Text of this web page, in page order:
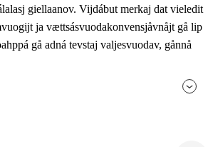
giellaanov. Vijdábut merkaj dat vieledit
ja vættsásvuodakonvensjåvnåjt gå lip
gå adná tevstaj valjesvuodav, gånnå